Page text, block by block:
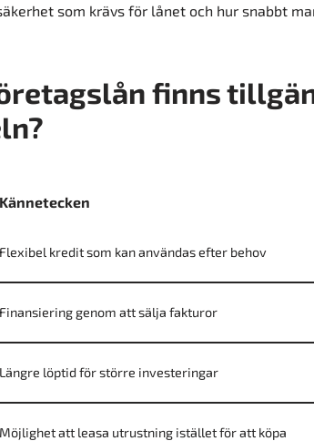
som krävs för lånet och hur snabbt
finns
Kännetecken
Flexibel kredit som kan användas efter behov
Finansiering genom att sälja fakturor
Längre löptid för större investeringar
Möjlighet att leasa utrustning istället för att köpa